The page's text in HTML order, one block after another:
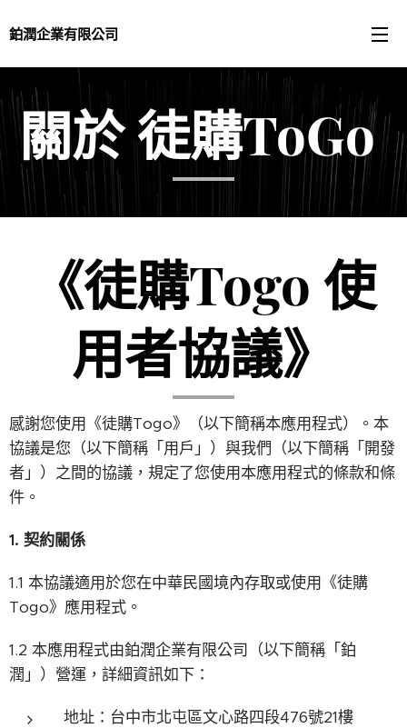
鉑潤企業有限公司
關於 徒購ToGo
《徒購Togo 使
用者協議》
感謝您使用《徒購Togo》（以下簡稱本應用程式）。本
協議是您（以下簡稱「用戶」）與我們（以下簡稱「開發
者」）之間的協議，規定了您使用本應用程式的條款和條
件。
1. 契約關係
1.1 本協議適用於您在中華民國境內存取或使用《徒購
Togo》應用程式。
1.2 本應用程式由鉑潤企業有限公司（以下簡稱「鉑
潤」）營運，詳細資訊如下：
地址：台中市北屯區文心路四段476號21樓